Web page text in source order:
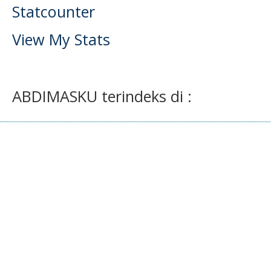
Statcounter
View My Stats
ABDIMASKU terindeks di :